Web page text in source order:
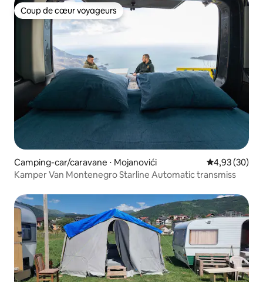
Coup de cœur voyageurs
Coup de cœur voyageurs
Camping-car/caravane ⋅ Mojanovići Évaluation
4,93 (30)
Kamper Van Montenegro Starline Automatic transmiss